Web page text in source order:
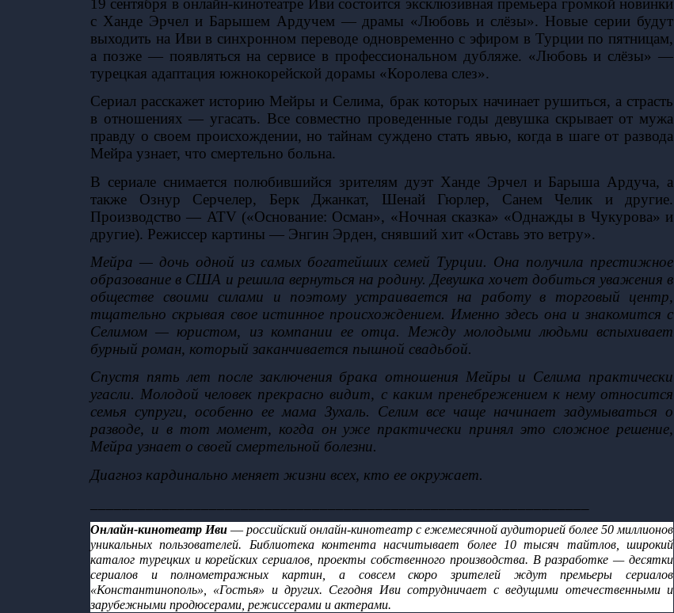
19 сентября в онлайн-кинотеатре Иви состоится эксклюзивная премьера громкой новинки
с Ханде Эрчел и Барышем Ардучем — драмы «Любовь и слёзы». Новые серии будут
выходить на Иви в синхронном переводе одновременно с эфиром в Турции по пятницам,
а позже — появляться на сервисе в профессиональном дубляже. «Любовь и слёзы» —
турецкая адаптация южнокорейской дорамы «Королева слез».
Сериал расскажет историю Мейры и Селима, брак которых начинает рушиться, а страсть
в отношениях — угасать. Все совместно проведенные годы девушка скрывает от мужа
правду о своем происхождении, но тайнам суждено стать явью, когда в шаге от развода
Мейра узнает, что смертельно больна.
В сериале снимается полюбившийся зрителям дуэт Ханде Эрчел и Барыша Ардуча, а
также Ознур Серчелер, Берк Джанкат, Шенай Гюрлер, Санем Челик и другие.
Производство — ATV («Основание: Осман», «Ночная сказка» «Однажды в Чукурова» и
другие). Режиссер картины — Энгин Эрден, снявший хит «Оставь это ветру».
Мейра — дочь одной из самых богатейших семей Турции. Она получила престижное
образование в США и решила вернуться на родину. Девушка хочет добиться уважения в
обществе своими силами и поэтому устраивается на работу в торговый центр,
тщательно скрывая свое истинное происхождением. Именно здесь она и знакомится с
Селимом — юристом, из компании ее отца. Между молодыми людьми вспыхивает
бурный роман, который заканчивается пышной свадьбой.
Спустя пять лет после заключения брака отношения Мейры и Селима практически
угасли. Молодой человек прекрасно видит, с каким пренебрежением к нему относится
семья супруги, особенно ее мама Зухаль. Селим все чаще начинает задумываться о
разводе, и в тот момент, когда он уже практически принял это сложное решение,
Мейра узнает о своей смертельной болезни.
Диагноз кардинально меняет жизни всех, кто ее окружает.
Онлайн-кинотеатр Иви — российский онлайн-кинотеатр с ежемесячной аудиторией более 50 миллионов
уникальных пользователей. Библиотека контента насчитывает более 10 тысяч тайтлов, широкий
каталог турецких и корейских сериалов, проекты собственного производства. В разработке — десятки
сериалов и полнометражных картин, а совсем скоро зрителей ждут премьеры сериалов
«Константинополь», «Гостья» и других. Сегодня Иви сотрудничает с ведущими отечественными и
зарубежными продюсерами, режиссерами и актерами.